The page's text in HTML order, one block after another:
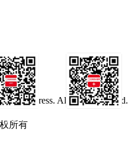
阅号
Press. All rights reserved.
所有